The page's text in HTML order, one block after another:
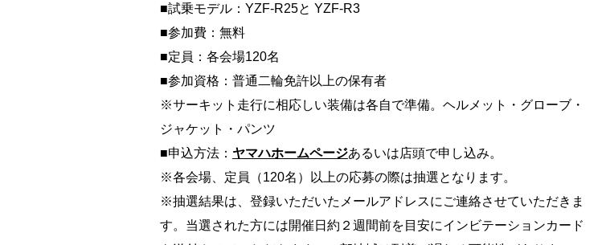
■試乗モデル：YZF-R25と YZF-R3
■参加費：無料
■定員：各会場120名
■参加資格：普通二輪免許以上の保有者
※サーキット走行に相応しい装備は各自で準備。ヘルメット・グローブ・
ジャケット・パンツ
■申込方法： ヤマハホームページあるいは店頭で申し込み。
※各会場、定員（120名）以上の応募の際は抽選となります。
※抽選結果は、登録いただいたメールアドレスにご連絡させていただきま
す。当選された方には開催日約２週間前を目安にインビテーションカード